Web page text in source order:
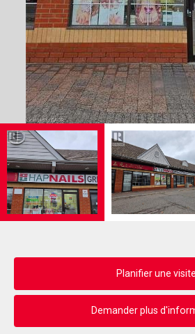
Planifier une visite
Demander plus